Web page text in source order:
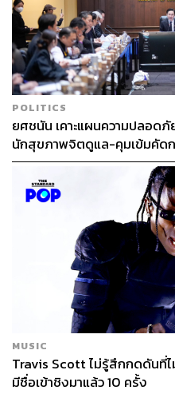
POLITICS
ยศชนัน เคาะแผนความปลอดภั
นักสุขภาพจิตดูแล-คุมเข้มคัด
MUSIC
Travis Scott ไม่รู้สึกกดดันที่ไ
มีชื่อเข้าชิงมาแล้ว 10 ครั้ง